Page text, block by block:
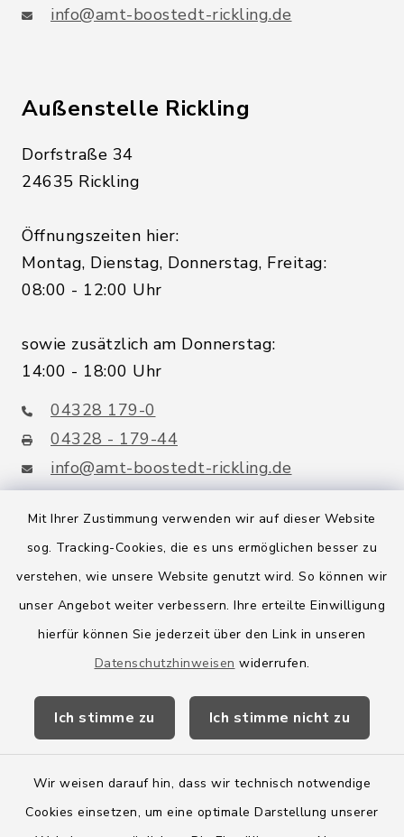
Mit Ihrer Zustimmung verwenden wir auf dieser Website
sog. Tracking-Cookies, die es uns ermöglichen besser zu
verstehen, wie unsere Website genutzt wird. So können wir
unser Angebot weiter verbessern. Ihre erteilte Einwilligung
hierfür können Sie jederzeit über den Link in unseren
Datenschutzhinweisen widerrufen.
Ich stimme zu Ich stimme nicht zu
Wir weisen darauf hin, dass wir technisch notwendige
Cookies einsetzen, um eine optimale Darstellung unserer
info@amt-boostedt-rickling.de
Außenstelle Rickling
Dorfstraße 34
24635 Rickling
Öffnungszeiten hier:
Montag, Dienstag, Donnerstag, Freitag:
08:00 - 12:00 Uhr
sowie zusätzlich am Donnerstag:
14:00 - 18:00 Uhr
04328 179-0
04328 - 179-44
info@amt-boostedt-rickling.de
Quicklinks
Amt Boostedt-Rickling
Amtsbroschüre
Wege-Zweckverband